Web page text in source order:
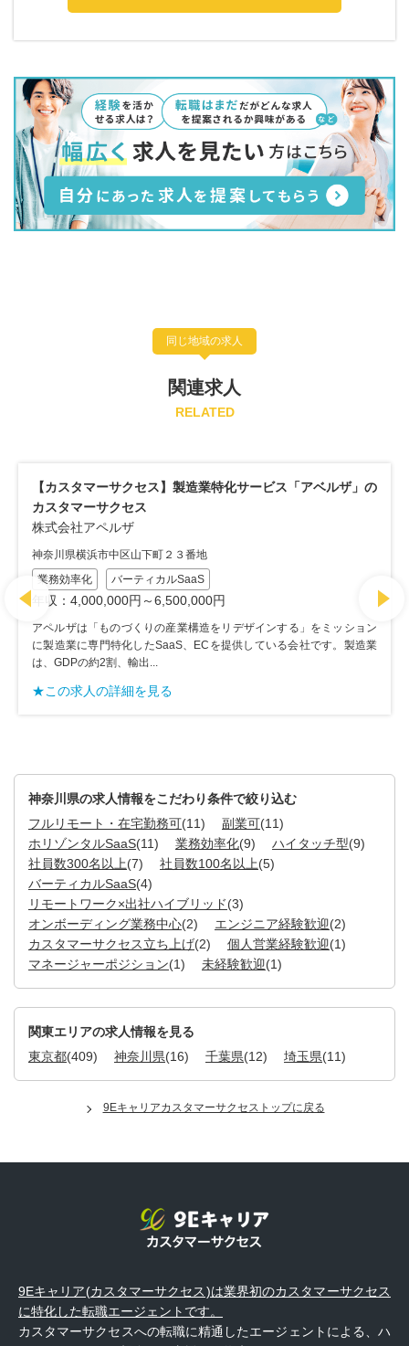
同じ地域の求人
関連求人
RELATED
【カスタマーサクセス】製造業特化サービス「アベルザ」の
カスタマーサクセス
株式会社アペルザ
神奈川県横浜市中区山下町２３番地
業務効率化
バーティカルSaaS
年収：4,000,000円～6,500,000円
アペルザは「ものづくりの産業構造をリデザインする」をミッション
に製造業に専門特化したSaaS、ECを提供している会社です。製造業
は、GDPの約2割、輸出...
★この求人の詳細を見る
神奈川県の求人情報をこだわり条件で絞り込む
フルリモート・在宅勤務可(11) 副業可(11)
ホリゾンタルSaaS(11) 業務効率化(9) ハイタッチ型(9)
社員数300名以上(7) 社員数100名以上(5)
バーティカルSaaS(4)
リモートワーク×出社ハイブリッド(3)
オンボーディング業務中心(2) エンジニア経験歓迎(2)
カスタマーサクセス立ち上げ(2) 個人営業経験歓迎(1)
マネージャーポジション(1) 未経験歓迎(1)
関東エリアの求人情報を見る
東京都(409) 神奈川県(16) 千葉県(12) 埼玉県(11)
9Eキャリアカスタマーサクセストップに戻る
9Eキャリア(カスタマーサクセス)は業界初のカスタマーサクセス
に特化した転職エージェントです。
カスタマーサクセスへの転職に精通したエージェントによる、ハ